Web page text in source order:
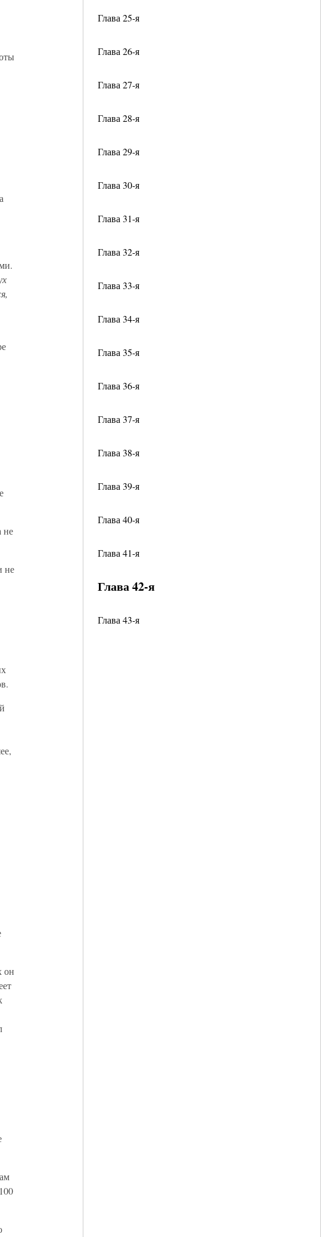
Глава 25-я
Глава 26-я
Глава 27-я
Глава 28-я
Глава 29-я
Глава 30-я
Глава 31-я
Глава 32-я
Глава 33-я
Глава 34-я
Глава 35-я
Глава 36-я
Глава 37-я
Глава 38-я
Глава 39-я
Глава 40-я
Глава 41-я
Глава 42-я
Глава 43-я
не
не
он